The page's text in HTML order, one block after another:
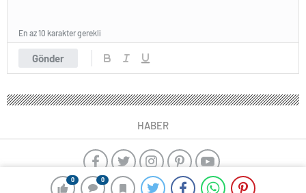
0 0
Gönder
En az 10 karakter gerekli
HABER
yangın algılama sistemleri ajax alarm kayseri çıkışlı İstanbul